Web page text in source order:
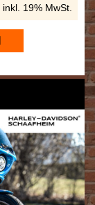
inkl. 19% MwSt.